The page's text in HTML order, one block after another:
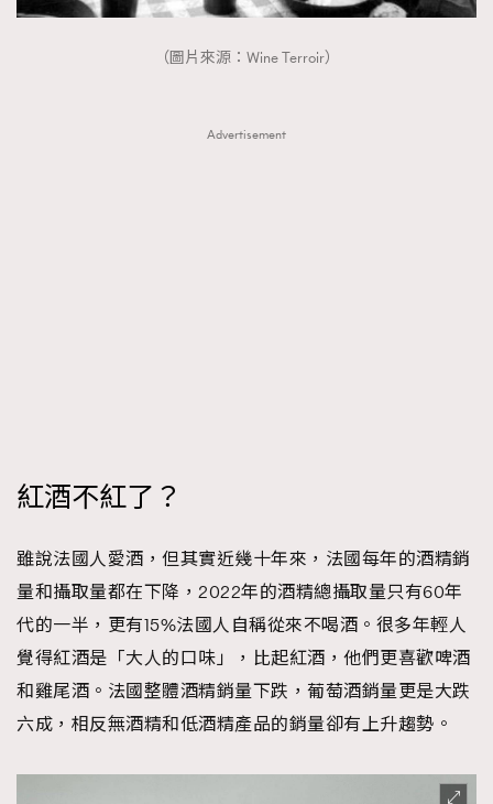
（圖片來源：Wine Terroir）
Advertisement
紅酒不紅了？
雖說法國人愛酒，但其實近幾十年來，法國每年的酒精銷
量和攝取量都在下降，2022年的酒精總攝取量只有60年
代的一半，更有15%法國人自稱從來不喝酒。很多年輕人
覺得紅酒是「大人的口味」，比起紅酒，他們更喜歡啤酒
和雞尾酒。法國整體酒精銷量下跌，葡萄酒銷量更是大跌
六成，相反無酒精和低酒精產品的銷量卻有上升趨勢。